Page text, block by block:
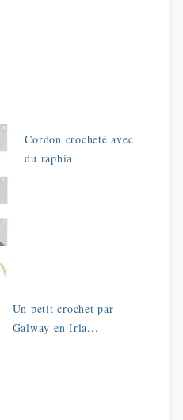
Cordon crocheté avec
du raphia
Un petit crochet par
Galway en Irla...